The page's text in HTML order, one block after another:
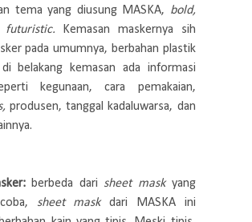
tema yang diusung MASKA, bold,
futuristic.
Kemasan maskernya sih
pada umumnya, berbahan plastik
belakang kemasan ada informasi
kegunaan, cara pemakaian,
produsen, tanggal kadaluwarsa, dan
berbeda dari sheet mask yang
sheet maskdari MASKA ini